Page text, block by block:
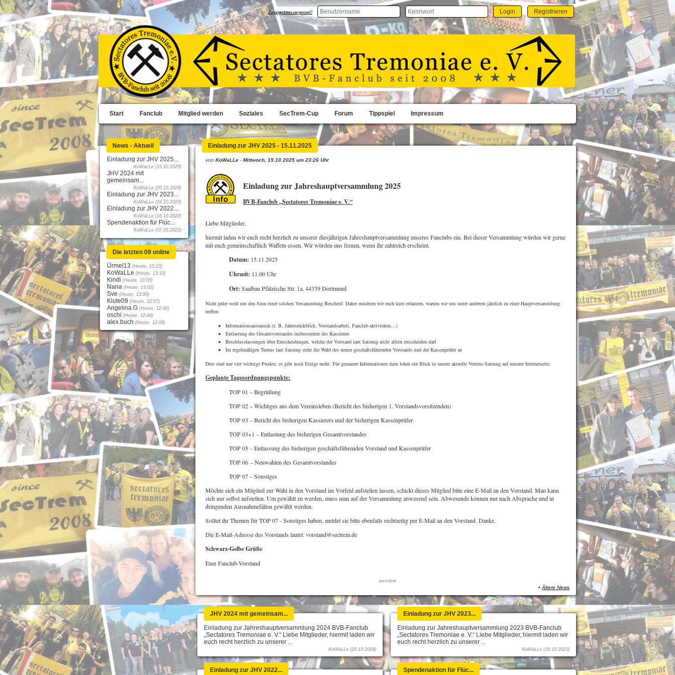
Zugangsdaten vergessen? Login Registrieren
Start Fanclub Mitglied werden Soziales SecTrem-Cup Forum Tippspiel Impressum
News - Aktuell
Einladung zur JHV 2025...
KoWaLLe (15.10.2025)
JHV 2024 mit
gemeinsam...
KoWaLLe (20.10.2024)
Einladung zur JHV 2023...
KoWaLLe (18.10.2023)
Einladung zur JHV 2022...
KoWaLLe (16.10.2022)
Spendenaktion für Flüc...
KoWaLLe (07.03.2022)
Die letzten 09 online
Ürmel13 (Heute, 15:23)
KoWaLLe (Heute, 13:10)
Kindi (Heute, 13:03)
Nana (Heute, 13:02)
Sve (Heute, 13:00)
Klute09 (Heute, 12:57)
Angelina.G (Heute, 12:46)
oschi (Heute, 12:44)
alex.buch (Heute, 12:08)
Einladung zur JHV 2025 - 15.11.2025
von KoWaLLe - Mittwoch, 15.10.2025 um 23:26 Uhr
Einladung zur Jahreshauptversammlung 2025
BVB-Fanclub „Sectatores Tremoniae e. V.“
Liebe Mitglieder,
hiermit laden wir euch recht herzlich zu unserer diesjährigen Jahreshauptversammlung unseres Fanclubs ein. Bei dieser Versammlung würden wir gerne
mit euch gemeinschaftlich Waffeln essen. Wir würden uns freuen, wenn ihr zahlreich erscheint.
Datum: 15.11.2025
Uhrzeit: 11.00 Uhr
Ort:Saalbau Pfälzische Str. 1a, 44339 Dortmund
Nicht jeder weiß um den Sinn einer solchen Versammlung Bescheid. Daher möchten wir euch kurz erläutern, warum wir uns unter anderem jährlich zu einer Hauptversammlung
treffen:
Informationsaustausch (z. B. Jahresrückblick, Vorstandsarbeit, Fanclub-aktivitäten…)
Entlastung des Gesamtvorstandes insbesondere des Kassierers
Beschlussfassungen über Entscheidungen, welche der Vorstand laut Satzung nicht allein entscheiden darf
Im regelmäßigen Turnus laut Satzung steht die Wahl des neuen geschäftsführenden Vorstands und der Kassenprüfer an
Dies sind nur vier wichtige Punkte, es gibt noch Einige mehr. Für genauere Informationen dazu lohnt ein Blick in unsere aktuelle Vereins-Satzung auf unserer Internetseite.
Geplante Tagesordnungspunkte:
TOP 01 – Begrüßung
TOP 02 – Wichtiges aus dem Vereinsleben (Bericht des bisherigen 1. Vorstandsvorsitzenden)
TOP 03 – Bericht des bisherigen Kassierers und der bisherigen Kassenprüfer
TOP 03+1 – Entlastung des bisherigen Gesamtvorstandes
TOP 05 – Entlassung des bisherigen geschäftsführenden Vorstand und Kassenprüfer
TOP 06 – Neuwahlen des Gesamtvorstandes
TOP 07 – Sonstiges
Möchte sich ein Mitglied zur Wahl in den Vorstand im Vorfeld aufstellen lassen, schickt dieses Mitglied bitte eine E-Mail an den Vorstand. Man kann
sich nur selbst aufstellen. Um gewählt zu werden, muss man auf der Versammlung anwesend sein. Abwesende können nur nach Absprache und in
dringenden Ausnahmefällen gewählt werden.
Solltet ihr Themen für TOP 07 - Sonstiges haben, meldet sie bitte ebenfalls rechtzeitig per E-Mail an den Vorstand. Danke.
Die E-Mail-Adresse des Vorstands lautet: vorstand@sectrem.de
Schwarz-Gelbe Grüße
Euer Fanclub-Vorstand
permalink
•Ältere News
JHV 2024 mit gemeinsam...
Einladung zur Jahreshauptversammlung 2024 BVB-Fanclub
„Sectatores Tremoniae e. V.“ Liebe Mitglieder, hiermit laden wir
euch recht herzlich zu unserer ...
KoWaLLe (20.10.2024)
Einladung zur JHV 2023...
Einladung zur Jahreshauptversammlung 2023 BVB-Fanclub
„Sectatores Tremoniae e. V.“ Liebe Mitglieder, hiermit laden wir
euch recht herzlich zu unserer ...
KoWaLLe (18.10.2023)
Einladung zur JHV 2022... Spendenaktion für Flüc...